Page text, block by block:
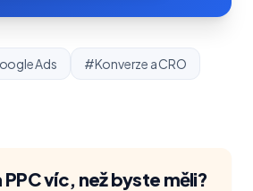
Ads
#Konverze a CRO
víc, než byste měli?